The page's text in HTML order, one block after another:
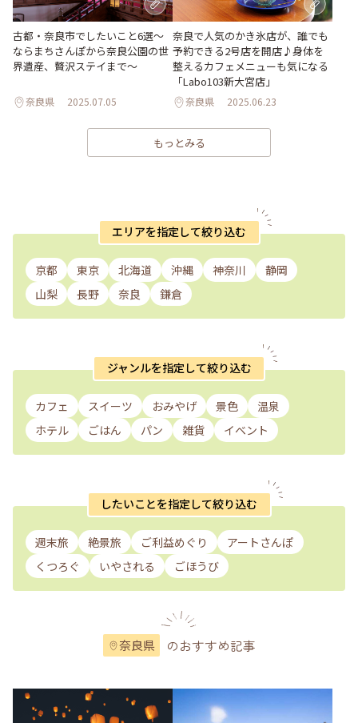
古都・奈良市でしたいこと6選〜
ならまちさんぽから奈良公園の世
界遺産、贅沢ステイまで〜
奈良県 2025.07.05
奈良で人気のかき氷店が、誰でも
予約できる2号店を開店♪身体を
整えるカフェメニューも気になる
「Labo103新大宮店」
奈良県 2025.06.23
もっとみる
エリアを指定して絞り込む
京都 東京 北海道 沖縄 神奈川
静岡
山梨
長野 奈良 鎌倉
ジャンルを指定して絞り込む
カフェ スイーツ おみやげ 景色
温泉
ホテル
ごはん パン 雑貨 イベント
したいことを指定して絞り込む
週末旅 絶景旅 ご利益めぐり
アートさんぽ
くつろぐ
いやされる ごほうび
奈良県 のおすすめ記事